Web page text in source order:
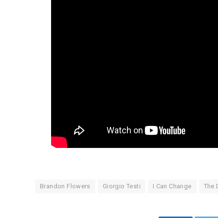
Brandon Flowers Giorgio Testi I Can Change The